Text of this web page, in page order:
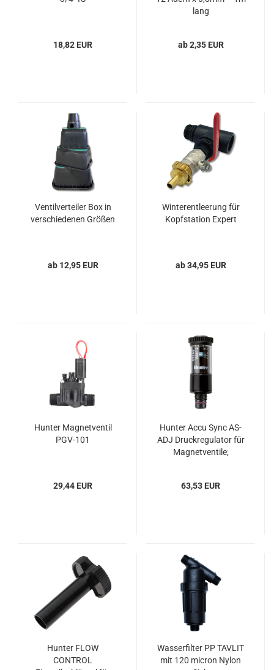
18,82 EUR
lang
ab 2,35 EUR
Ventilverteiler Box in
verschiedenen Größen
ab 12,95 EUR
Winterentleerung für
Kopfstation Expert
ab 34,95 EUR
Hunter Magnetventil
PGV-101
29,44 EUR
Hunter Accu Sync AS-
ADJ Druckregulator für
Magnetventile;
63,53 EUR
Hunter FLOW
CONTROL
Wasserfilter PP TAVLIT
mit 120 micron Nylon